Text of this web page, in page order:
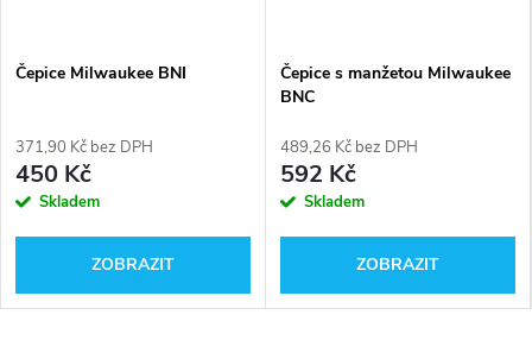
Čepice Milwaukee BNI
371,90 Kč bez DPH
450 Kč
Skladem
ZOBRAZIT
Čepice s manžetou Milwaukee
BNC
489,26 Kč bez DPH
592 Kč
Skladem
ZOBRAZIT